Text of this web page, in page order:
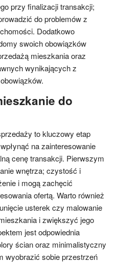
przy finalizacji transakcji;
do problemów z
Dodatkowo
swoich obowiązków
mieszkania oraz
wynikających z
do
to kluczowy etap
na zainteresowanie
cenę transakcji. Pierwszym
wnętrza; czystość i
i mogą zachęcić
ofertą. Warto również
usterek czy malowanie
i zwiększyć jego
jest odpowiednia
ścian oraz minimalistyczny
wyobrazić sobie przestrzeń